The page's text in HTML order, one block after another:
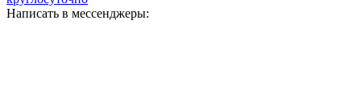
Написать в мессенджеры: